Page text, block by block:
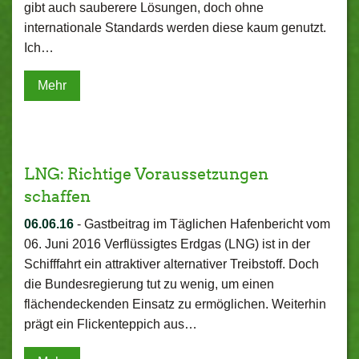
gibt auch sauberere Lösungen, doch ohne
internationale Standards werden diese kaum genutzt.
Ich…
Mehr
LNG: Richtige Voraussetzungen
schaffen
06.06.16 - Gastbeitrag im Täglichen Hafenbericht vom
06. Juni 2016 Verflüssigtes Erdgas (LNG) ist in der
Schifffahrt ein attraktiver alternativer Treibstoff. Doch
die Bundesregierung tut zu wenig, um einen
flächendeckenden Einsatz zu ermöglichen. Weiterhin
prägt ein Flickenteppich aus…